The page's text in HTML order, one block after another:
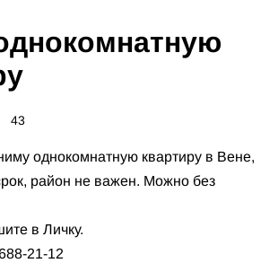
43
однокомнатную квартиру в Вене,
район не важен. Можно без
в Личку.
21-12